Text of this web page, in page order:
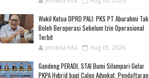
Wakil Ketua DPRD PALI: PKS PT Aburahmi Tak
Boleh Beroperasi Sebelum Izin Operasional
Terbit
Jendela Kita Aug 05, 2026
Gandeng PERADI, STAI Bumi Silampari Gelar
PKPA Hybrid bagi Calon Advokat, Pendaftaran